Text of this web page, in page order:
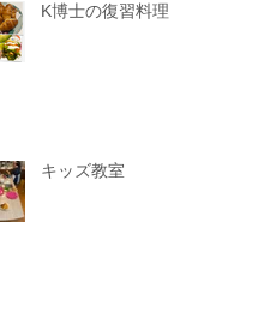
K博士の復習料理
キッズ教室